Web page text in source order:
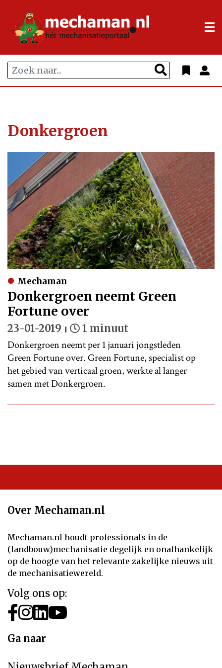
Donkergroen
Mechaman
Donkergroen neemt Green
Fortune over
23-01-2019 1 minuut
Donkergroen neemt per 1 januari jongstleden
Green Fortune over. Green Fortune, specialist op
het gebied van verticaal groen, werkte al langer
samen met Donkergroen.
Over Mechaman.nl
Mechaman.nl houdt professionals in de
(landbouw)mechanisatie degelijk en onafhankelijk
op de hoogte van het relevante zakelijke nieuws uit
de mechanisatiewereld.
Volg ons op:
Ga naar